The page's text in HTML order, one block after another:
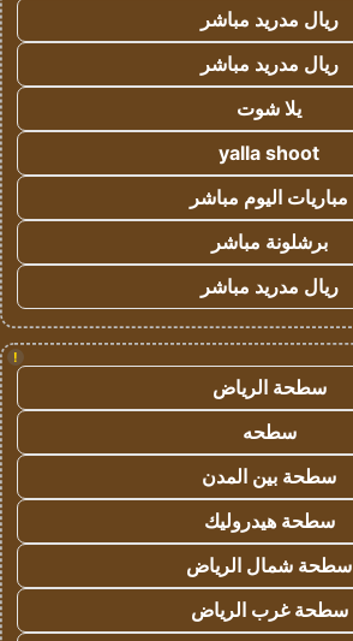
ريال مدريد مباشر
ريال مدريد مباشر
يلا شوت
yalla shoot
مباريات اليوم مباشر
برشلونة مباشر
ريال مدريد مباشر
!
سطحة الرياض
سطحه
سطحة بين المدن
سطحة هيدروليك
سطحة شمال الرياض
سطحة غرب الرياض